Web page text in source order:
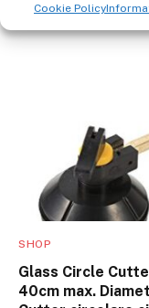
Cookie Policy
SHOP
Glass Circle
40cm max.